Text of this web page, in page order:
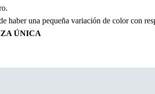
haber una pequeña variación de color con
ÚNICA